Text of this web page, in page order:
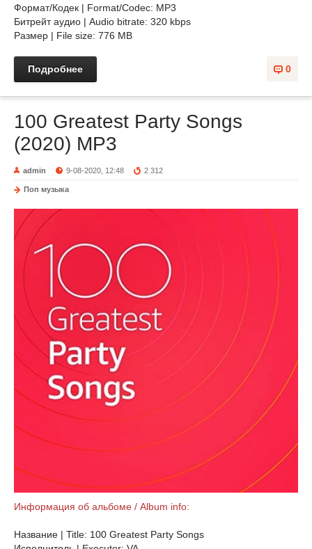
Формат/Кодек | Format/Codec: MP3
Битрейт аудио | Audio bitrate: 320 kbps
Размер | File size: 776 MB
0
Подробнее
100 Greatest Party Songs
(2020) MP3
admin 9-08-2020, 12:48 2 312
Поп музыка
Информация об альбоме / Album info:
Название | Title: 100 Greatest Party Songs